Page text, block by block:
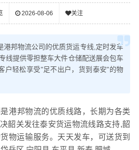
2026-08-06 关注
港邦物流公司的优质货运专线,定时发车
线提供零担整车大件仓储配送展会包车
户轻松享受"足不出户，货到泰安"的物
是港邦物流的优质线路，长期为各类
韶关发往泰安货运物流线路支持,韶
物运输服务。天天发车，可送货到